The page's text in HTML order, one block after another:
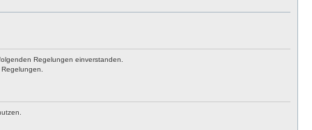
Regelungen einverstanden.